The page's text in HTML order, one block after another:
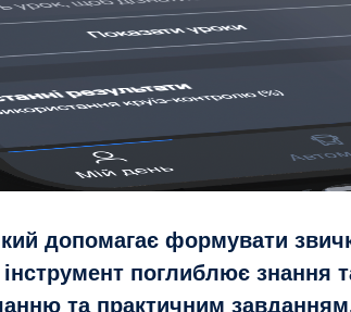
допомагає формувати
поглиблює знання
та практичним